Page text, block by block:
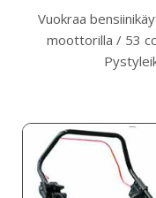
Vuokraa
moottorilla / 53